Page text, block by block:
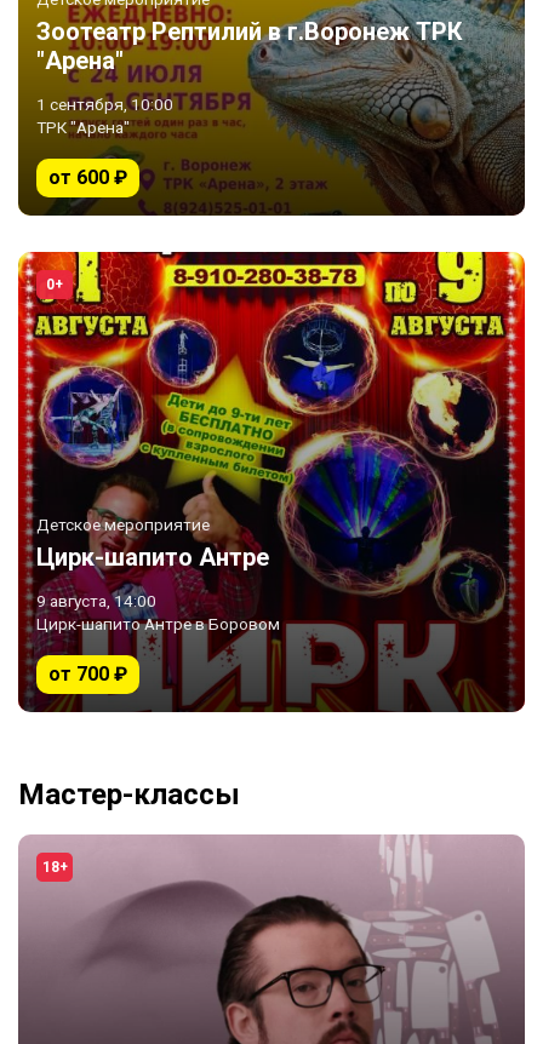
Зоотеатр Рептилий в г.Воронеж ТРК
"Арена"
1 сентября, 10:00
ТРК "Арена"
от 600 ₽
0+
Детское мероприятие
Цирк-шапито Антре
9 августа, 14:00
Цирк-шапито Антре в Боровом
от 700 ₽
Мастер-классы
18+